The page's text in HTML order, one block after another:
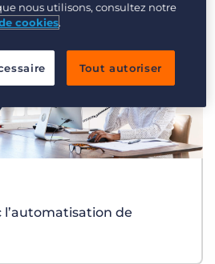
Login
l’automatisation de
nous utilisons, consultez notre
cookies.
Tout autoriser